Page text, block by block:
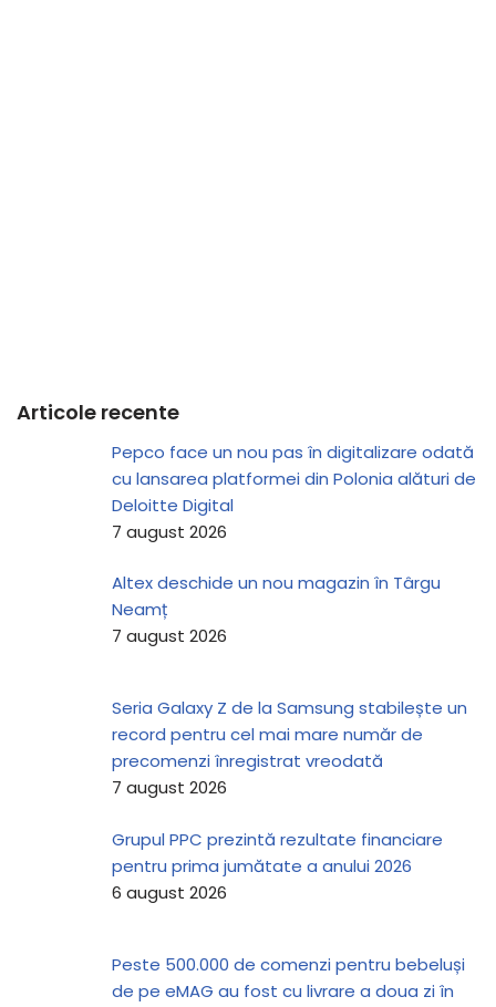
Articole recente
Pepco face un nou pas în digitalizare odată
cu lansarea platformei din Polonia alături de
Deloitte Digital
7 august 2026
Altex deschide un nou magazin în Târgu
Neamț
7 august 2026
Seria Galaxy Z de la Samsung stabilește un
record pentru cel mai mare număr de
precomenzi înregistrat vreodată
7 august 2026
Grupul PPC prezintă rezultate financiare
pentru prima jumătate a anului 2026
6 august 2026
Peste 500.000 de comenzi pentru bebeluși
de pe eMAG au fost cu livrare a doua zi în